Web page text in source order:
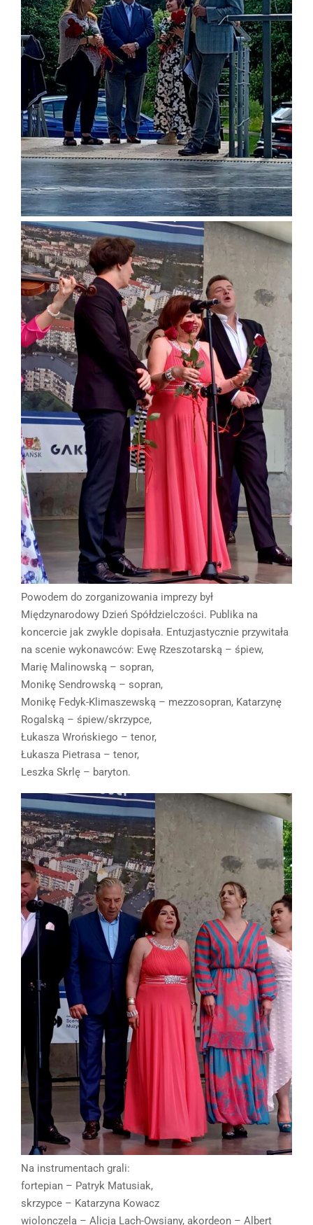
Powodem do zorganizowania imprezy był
Międzynarodowy Dzień Spółdzielczości. Publika na
koncercie jak zwykle dopisała. Entuzjastycznie przywitała
na scenie wykonawców: Ewę Rzeszotarską – śpiew,
Marię Malinowską – sopran,
Monikę Sendrowską – sopran,
Monikę Fedyk-Klimaszewską – mezzosopran, Katarzynę
Rogalską – śpiew/skrzypce,
Łukasza Wrońskiego – tenor,
Łukasza Pietrasa – tenor,
Leszka Skrlę – baryton.
Na instrumentach grali:
fortepian – Patryk Matusiak,
skrzypce – Katarzyna Kowacz
wiolonczela – Alicja Lach-Owsiany, akordeon – Albert